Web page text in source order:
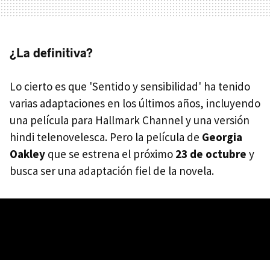
¿La definitiva?
Lo cierto es que 'Sentido y sensibilidad' ha tenido
varias adaptaciones en los últimos años, incluyendo
una película para Hallmark Channel y una versión
hindi telenovelesca. Pero la película de Georgia
Oakley que se estrena el próximo 23 de octubre y
busca ser una adaptación fiel de la novela.